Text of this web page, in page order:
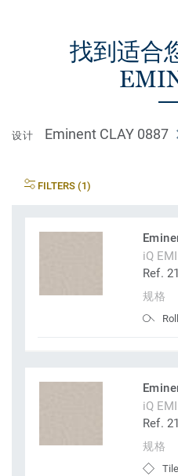
找到适合
设计 Eminent CLAY 0887
FILTERS (1)
iQ
Ref.
规格
iQ
Ref.
规格